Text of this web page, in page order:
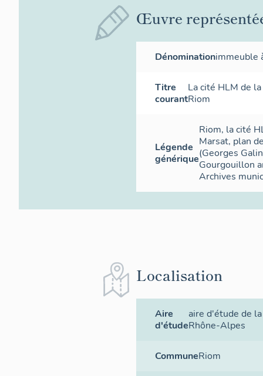
Œuvre
Dénominationimmeuble
Titre
courant
La cité HLM de
Riom
Légende
générique
Riom, la cité
Marsat, plan
(Georges
Gourgouillon
Archives
Localisation
Aire
d'étude
aire d'étude de
Rhône-Alpes
CommuneRiom